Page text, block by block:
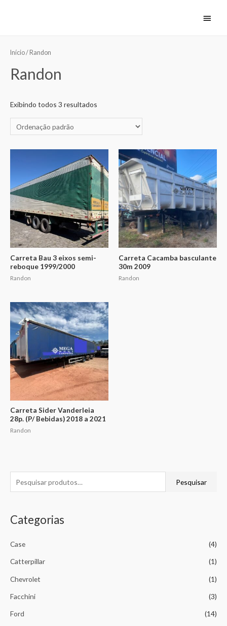
Pesquisar
Categorias
Case (4)
Catterpillar (1)
Chevrolet (1)
Facchini (3)
Ford (14)
Início/ Randon
Randon
Exibindo todos 3 resultados
Carreta Bau 3 eixos semi-
reboque 1999/2000
Randon
Carreta Cacamba basculante
30m 2009
Randon
Carreta Sider Vanderleia
28p. (P/ Bebidas) 2018 a 2021
Randon